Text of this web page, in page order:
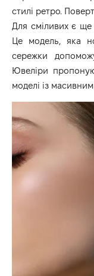
стилі ретро.
Для сміливих є
Це модель, яка
сережки
Ювеліри
моделі із